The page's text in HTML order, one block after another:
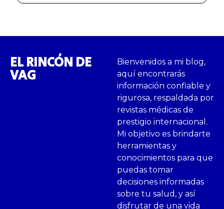
EL RINCÓN DE
VAG
Bienvenidos a mi blog,
aquí encontrarás
información confiable y
rigurosa, respaldada por
revistas médicas de
prestigio internacional.
Mi objetivo es brindarte
herramientas y
conocimientos para que
puedas tomar
decisiones informadas
sobre tu salud, y así
disfrutar de una vida